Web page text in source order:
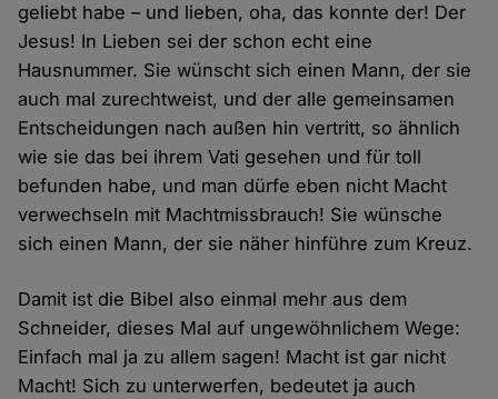
geliebt habe – und lieben, oha, das konnte der! Der
Jesus! In Lieben sei der schon echt eine
Hausnummer. Sie wünscht sich einen Mann, der sie
auch mal zurechtweist, und der alle gemeinsamen
Entscheidungen nach außen hin vertritt, so ähnlich
wie sie das bei ihrem Vati gesehen und für toll
befunden habe, und man dürfe eben nicht Macht
verwechseln mit Machtmissbrauch! Sie wünsche
sich einen Mann, der sie näher hinführe zum Kreuz.
Damit ist die Bibel also einmal mehr aus dem
Schneider, dieses Mal auf ungewöhnlichem Wege:
Einfach mal ja zu allem sagen! Macht ist gar nicht
Macht! Sich zu unterwerfen, bedeutet ja auch